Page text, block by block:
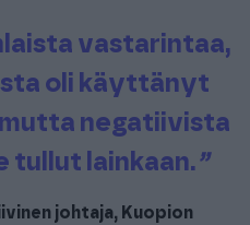
vastarintaa,
oli käyttänyt
negatiivista
tullut lainkaan.”
johtaja, Kuopion